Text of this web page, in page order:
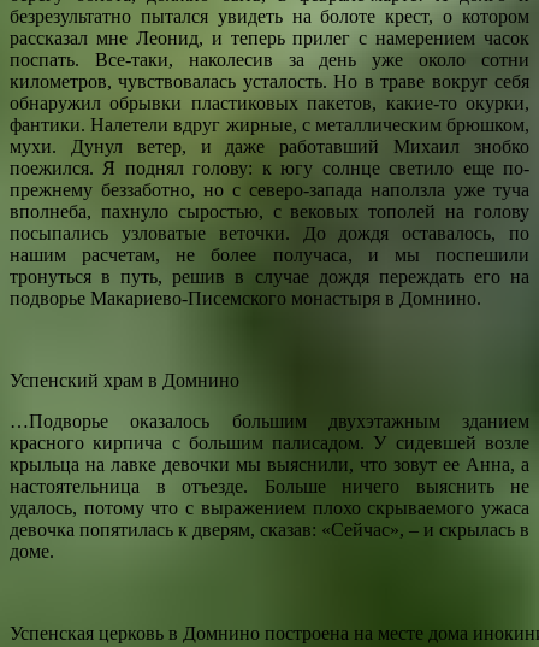
безрезультатно пытался увидеть на болоте крест, о котором
рассказал мне Леонид, и теперь прилег с намерением часок
поспать. Все-таки, наколесив за день уже около сотни
километров, чувствовалась усталость. Но в траве вокруг себя
обнаружил обрывки пластиковых пакетов, какие-то окурки,
фантики. Налетели вдруг жирные, с металлическим брюшком,
мухи. Дунул ветер, и даже работавший Михаил знобко
поежился. Я поднял голову: к югу солнце светило еще по-
прежнему беззаботно, но с северо-запада наползла уже туча
вполнеба, пахнуло сыростью, с вековых тополей на голову
посыпались узловатые веточки. До дождя оставалось, по
нашим расчетам, не более получаса, и мы поспешили
тронуться в путь, решив в случае дождя переждать его на
подворье Макариево-Писемского монастыря в Домнино.
Успенский храм в Домнино
…Подворье оказалось большим двухэтажным зданием
красного кирпича с большим палисадом. У сидевшей возле
крыльца на лавке девочки мы выяснили, что зовут ее Анна, а
настоятельница в отъезде. Больше ничего выяснить не
удалось, потому что с выражением плохо скрываемого ужаса
девочка попятилась к дверям, сказав: «Сейчас», – и скрылась в
доме.
Успенская церковь в Домнино построена на месте дома